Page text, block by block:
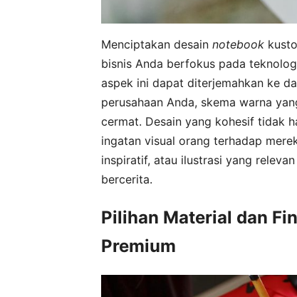
Menciptakan desain notebook
bisnis Anda berfokus pada
aspek ini dapat diterjemahkan ke
perusahaan Anda, skema warna
cermat. Desain yang kohesif tidak
ingatan visual orang terhadap
inspiratif, atau ilustrasi yang
bercerita.
Pilihan Material dan
Premium